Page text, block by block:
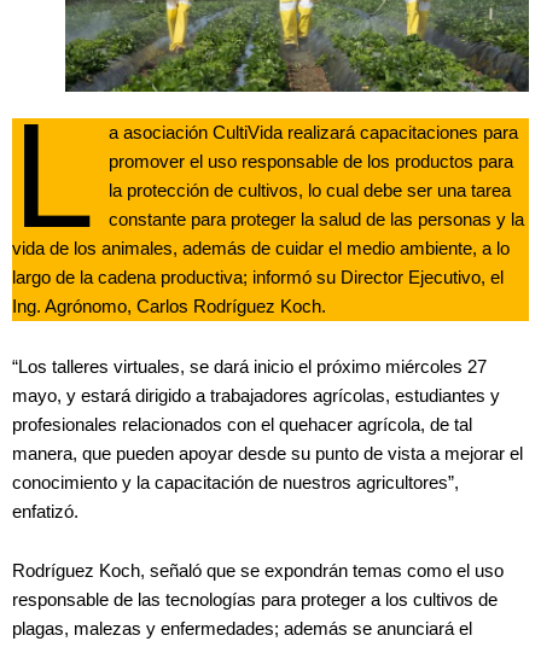
L
a asociación CultiVida realizará capacitaciones para
promover el uso responsable de los productos para
la protección de cultivos, lo cual debe ser una tarea
constante para proteger la salud de las personas y la
vida de los animales, además de cuidar el medio ambiente, a lo
largo de la cadena productiva; informó su Director Ejecutivo, el
Ing. Agrónomo, Carlos Rodríguez Koch.
“Los talleres virtuales, se dará inicio el próximo miércoles 27
mayo, y estará dirigido a trabajadores agrícolas, estudiantes y
profesionales relacionados con el quehacer agrícola, de tal
manera, que pueden apoyar desde su punto de vista a mejorar el
conocimiento y la capacitación de nuestros agricultores”,
enfatizó.
Rodríguez Koch, señaló que se expondrán temas como el uso
responsable de las tecnologías para proteger a los cultivos de
plagas, malezas y enfermedades; además se anunciará el